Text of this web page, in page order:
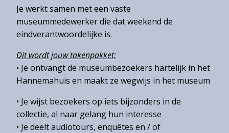
Je werkt samen met een vaste
museummedewerker die dat weekend de
eindverantwoordelijke is.
Dit wordt jouw takenpakket:
• Je ontvangt de museumbezoekers hartelijk in het
Hannemahuis en maakt ze wegwijs in het museum
• Je wijst bezoekers op iets bijzonders in de
collectie, al naar gelang hun interesse
• Je deelt audiotours, enquêtes en / of
Hannemahuis
Privacystatement